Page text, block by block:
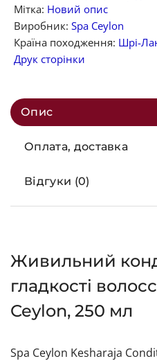
Мітка: Новий опис
Виробник: Spa Ceylon
Країна походження: Шрі-
Друк сторінки
Опис
Оплата, доставка
Відгуки (0)
Живильний
гладкості
Ceylon, 250 мл
Spa Ceylon Kesharaja